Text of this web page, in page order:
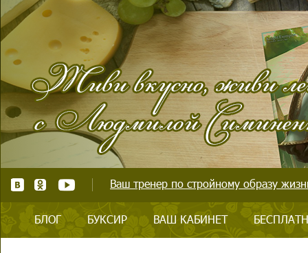
Ваш тренер по стройному образу
БЛОГ БУКСИР ВАШ КАБИНЕТ